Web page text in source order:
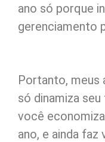
ano só porque
gerenciamento
Portanto, meus
só dinamiza
você
ano, e ainda